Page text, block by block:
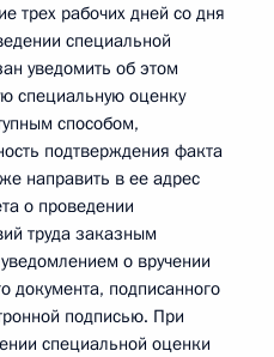
трех рабочих дней со дня
специальной
уведомить об этом
специальную оценку
способом,
подтверждения факта
направить в ее адрес
о проведении
труда заказным
о вручении
документа, подписанного
подписью. При
специальной оценки